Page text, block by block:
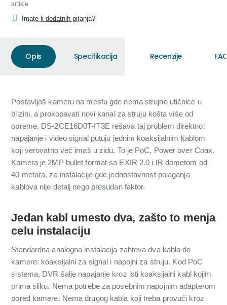
artikle
Imate li dodatnih pitanja?
Opis Specifikacija Recenzije
Postavljaš kameru na mestu gde nema strujne utičnice u
blizini, a prokopavati novi kanal za struju košta više od
opreme. DS-2CE16D0T-IT3E rešava taj problem direktno:
napajanje i video signal putuju jednim koaksijalnim kablom
koji verovatno već imaš u zidu. To je PoC, Power over Coax.
Kamera je 2MP bullet format sa EXIR 2.0 i IR dometom od
40 metara, za instalacije gde jednostavnost polaganja
kablova nije detalj nego presudan faktor.
Jedan kabl umesto dva, zašto to menja
celu instalaciju
Standardna analogna instalacija zahteva dva kabla do
kamere: koaksijalni za signal i napojni za struju. Kod PoC
sistema, DVR šalje napajanje kroz isti koaksijalni kabl kojim
prima sliku. Nema potrebe za posebnim napojnim adapterom
pored kamere. Nema drugog kabla koji treba provući kroz